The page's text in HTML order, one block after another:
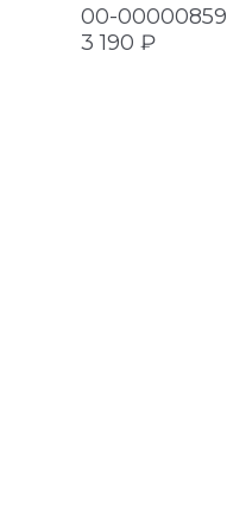
00-00000859
3 190 ₽